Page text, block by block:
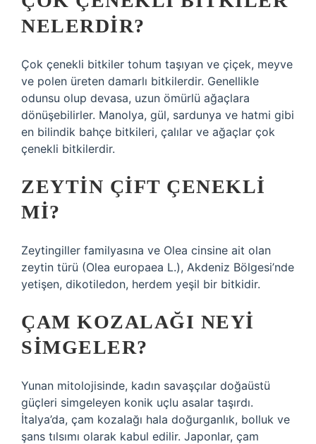
NELERDIR?
Çok çenekli bitkiler tohum taşıyan ve çiçek, meyve
ve polen üreten damarlı bitkilerdir. Genellikle
odunsu olup devasa, uzun ömürlü ağaçlara
dönüşebilirler. Manolya, gül, sardunya ve hatmi gibi
en bilindik bahçe bitkileri, çalılar ve ağaçlar çok
çenekli bitkilerdir.
ZEYTIN ÇIFT ÇENEKLI
MI?
Zeytingiller familyasına ve Olea cinsine ait olan
zeytin türü (Olea europaea L.), Akdeniz Bölgesi’nde
yetişen, dikotiledon, herdem yeşil bir bitkidir.
ÇAM KOZALAĞI NEYI
SIMGELER?
Yunan mitolojisinde, kadın savaşçılar doğaüstü
güçleri simgeleyen konik uçlu asalar taşırdı.
İtalya’da, çam kozalağı hala doğurganlık, bolluk ve
şans tılsımı olarak kabul edilir. Japonlar, çam